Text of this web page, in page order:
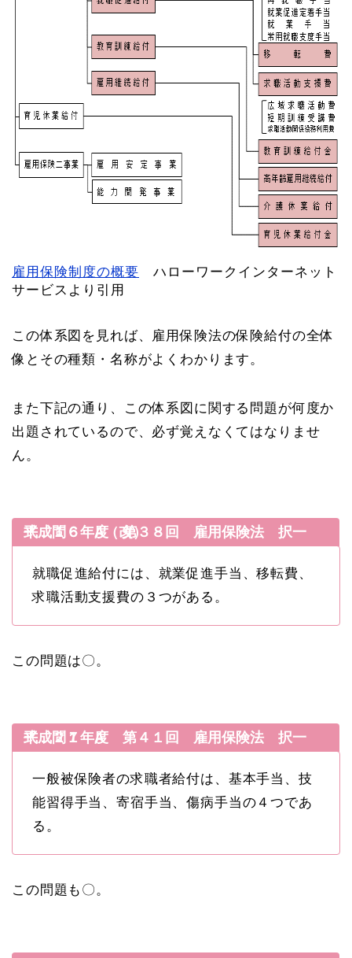
雇用保険制度の概要 ハローワークインターネット
サービスより引用
この体系図を見れば、雇用保険法の保険給付の全体
像とその種類・名称がよくわかります。
また下記の通り、この体系図に関する問題が何度か
出題されているので、必ず覚えなくてはなりませ
ん。
平成１６年度 第３８回 雇用保険法 択一式 問６ A（改）
就職促進給付には、就業促進手当、移転費、
求職活動支援費の３つがある。
この問題は〇。
平成２１年度 第４１回 雇用保険法 択一式 問７ A
一般被保険者の求職者給付は、基本手当、技
能習得手当、寄宿手当、傷病手当の４つであ
る。
この問題も〇。